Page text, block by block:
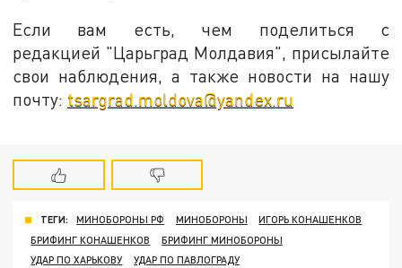
Если вам есть, чем поделиться с
редакцией "Царьград Молдавия", присылайте
свои наблюдения, а также новости на нашу
почту: tsargrad.moldova@yandex.ru
ТЕГИ: МИНОБОРОНЫ РФ МИНОБОРОНЫ
ИГОРЬ КОНАШЕНКОВ
БРИФИНГ КОНАШЕНКОВ
БРИФИНГ МИНОБОРОНЫ
УДАР ПО ХАРЬКОВУ
УДАР ПО ПАВЛОГРАДУ